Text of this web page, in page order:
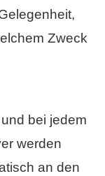
Zweck
bei jedem
werden
an den